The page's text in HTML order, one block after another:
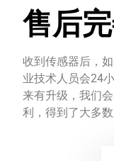
售后
收到传感器后，
业技术人员会24
来有升级，我们
利，得到了大多数